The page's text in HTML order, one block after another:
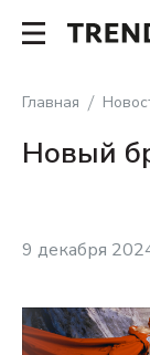
Главная
Новый
9 декабря